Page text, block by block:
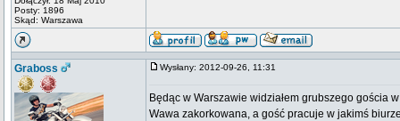
Posty: 1896
Skąd: Warszawa
Graboss Wysłany: 2012-09-26, 11:31
Będąc w Warszawie widziałem grubszego gościa
Wawa zakorkowana, a gość pracuje w jakimś